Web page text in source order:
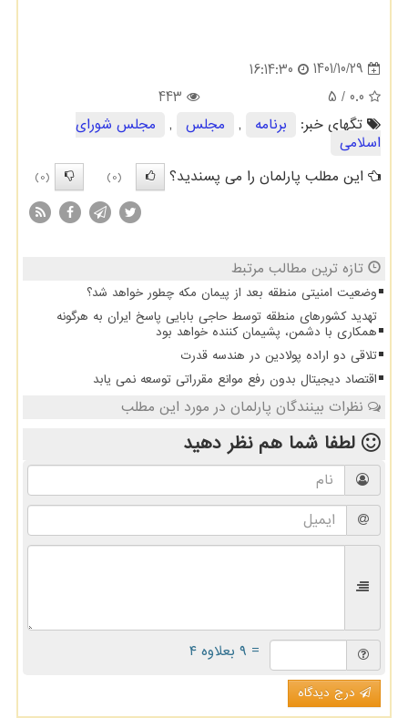
1401/10/29
16:14:30
0.0
/ 5
443
تگهای خبر:
برنامه , مجلس ,
مجلس شورای
اسلامی
این مطلب پارلمان را می پسندید؟
(0)
(0)
تازه ترین مطالب مرتبط
وضعیت امنیتی منطقه بعد از پیمان مکه چطور خواهد شد؟
تهدید کشورهای منطقه توسط حاجی بابایی پاسخ ایران به هرگونه
همکاری با دشمن، پشیمان کننده خواهد بود
تلاقی دو اراده پولادین در هندسه قدرت
اقتصاد دیجیتال بدون رفع موانع مقرراتی توسعه نمی یابد
نظرات بینندگان پارلمان در مورد این مطلب
لطفا شما همنظر دهید
= ۹ بعلاوه ۴
درج دیدگاه